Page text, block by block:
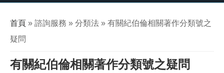
您在這裡
首頁 » 諮詢服務 » 分類法 » 有關紀伯倫相關著作分類號之
疑問
有關紀伯倫相關著作分類號之疑問